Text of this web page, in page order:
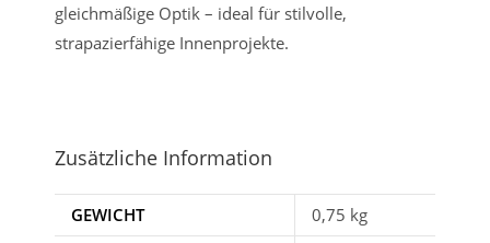
gleichmäßige Optik – ideal für stilvolle,
strapazierfähige Innenprojekte.
Zusätzliche Information
GEWICHT
0,75 kg